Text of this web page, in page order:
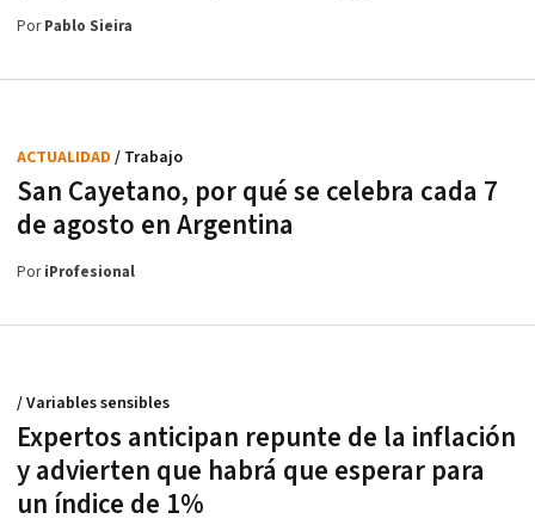
PorPablo Sieira
San Cayetano, por qué se celebra cada 7
de agosto en Argentina
ACTUALIDAD / Trabajo
PoriProfesional
Expertos anticipan repunte de la inflación
y advierten que habrá que esperar para
un índice de 1%
/ Variables sensibles